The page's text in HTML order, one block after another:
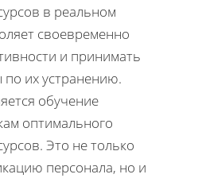
в реальном
своевременно
и принимать
их устранению.
обучение
оптимального
Это не только
персонала, но и